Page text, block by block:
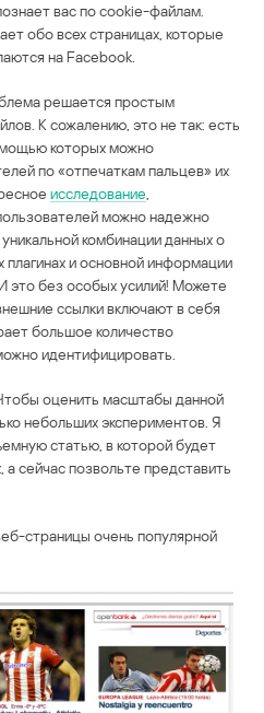
вас по cookie-файлам.
обо всех страницах, которые
на Facebook.
решается простым
К сожалению, это не так: есть
которых можно
по «отпечаткам пальцев» их
исследование
можно надежно
комбинации данных о
и основной информации
это без особых усилий! Можете
ссылки включают в себя
большое количество
идентифицировать.
оценить масштабы данной
небольших экспериментов. Я
статью, в которой будет
сейчас позвольте представить
страницы очень популярной